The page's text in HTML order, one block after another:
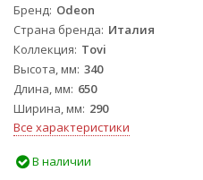
Бренд Odeon
Страна бренда Италия
Коллекция Tovi
Высота, мм 340
Длина, мм 650
Ширина, мм 290
Все характеристики
В наличии